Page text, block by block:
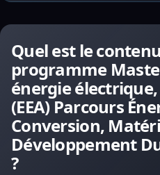
Quel est le
programme
énergie
(EEA) Parcours
Conversion,
Développement
?